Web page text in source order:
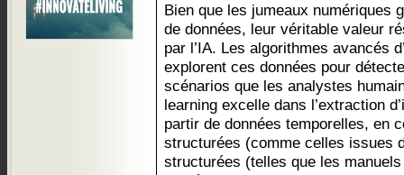
Bien que les jumeaux numériques
de données, leur véritable valeur
par l’IA. Les algorithmes avancés
explorent ces données pour
scénarios que les analystes
learning excelle dans l’extraction
partir de données temporelles, en
structurées (comme celles issues
structurées (telles que les